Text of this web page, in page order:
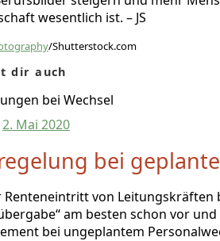
wesentlich ist. – JS
/Shutterstock.com
dir auch
2. Mai 2020
bei
Renteneintritt von
am besten schon vor